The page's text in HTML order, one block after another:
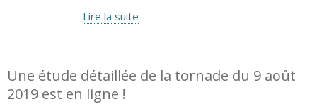
Lire la suite
Une étude détaillée de la tornade du 9 août
2019 est en ligne !